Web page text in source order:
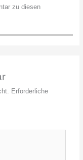
zu diesen
Erforderliche